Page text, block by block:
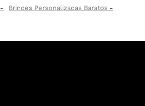
Brindes Personalizadas Baratos